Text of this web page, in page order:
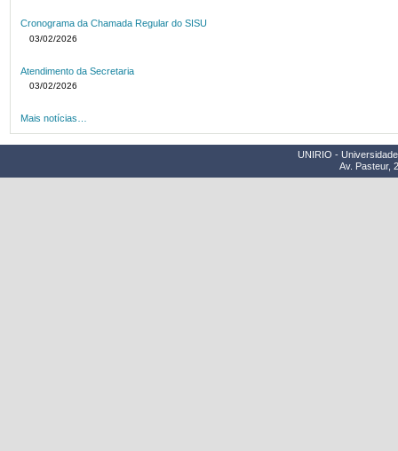
Cronograma da Chamada Regular do SISU
03/02/2026
Atendimento da Secretaria
03/02/2026
Mais notícias…
UNIRIO -
Av. Pasteur,